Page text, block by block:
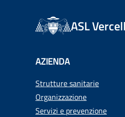
ASL
AZIENDA
Strutture sanitarie
Organizzazione
Servizi e prevenzione